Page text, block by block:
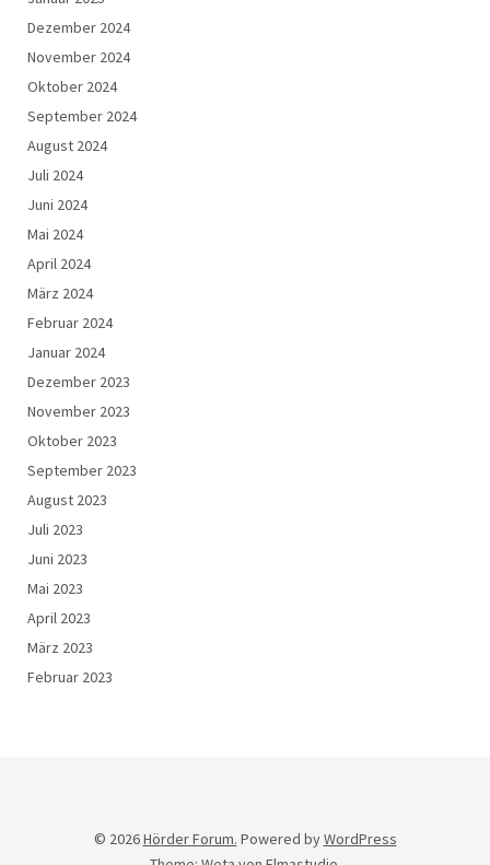
Dezember 2024
November 2024
Oktober 2024
September 2024
August 2024
Juli 2024
Juni 2024
Mai 2024
April 2024
März 2024
Februar 2024
Januar 2024
Dezember 2023
November 2023
Oktober 2023
September 2023
August 2023
Juli 2023
Juni 2023
Mai 2023
April 2023
März 2023
Februar 2023
© 2026Hörder Forum. Powered byWordPress